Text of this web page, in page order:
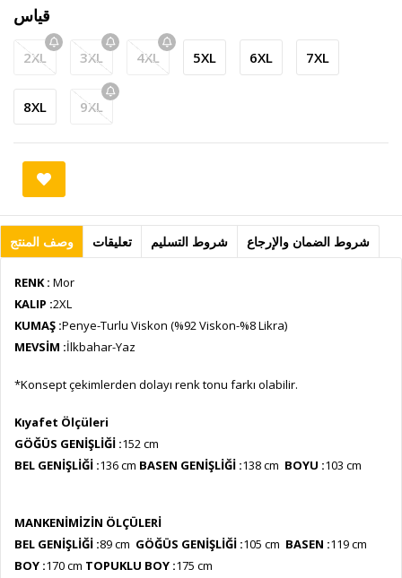
قياس
2XL 3XL 4XL 5XL 6XL 7XL
8XL 9XL
وصف المنتج تعليقات شروط التسليم شروط الضمان والإرجاع
RENK : Mor
KALIP :2XL
KUMAŞ :Penye-Turlu Viskon (%92 Viskon-%8 Likra)
MEVSİM :İlkbahar-Yaz
*Konsept çekimlerden dolayı renk tonu farkı olabilir.
Kıyafet Ölçüleri
GÖĞÜS GENİŞLİĞİ :152 cm
BEL GENİŞLİĞİ :136 cm BASEN GENİŞLİĞİ :138 cm BOYU :103 cm
MANKENİMİZİN ÖLÇÜLERİ
BEL GENİŞLİĞİ :89 cm GÖĞÜS GENİŞLİĞİ :105 cm BASEN :119 cm
BOY :170 cm TOPUKLU BOY :175 cm